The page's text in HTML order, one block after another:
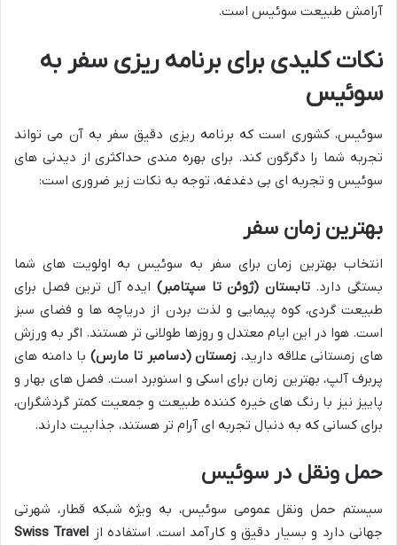
آرامش طبیعت سوئیس است.
نکات کلیدی برای برنامه ریزی سفر به
سوئیس
سوئیس، کشوری است که برنامه ریزی دقیق سفر به آن می تواند
تجربه شما را دگرگون کند. برای بهره مندی حداکثری از دیدنی های
سوئیس و تجربه ای بی دغدغه، توجه به نکات زیر ضروری است:
بهترین زمان سفر
انتخاب بهترین زمان برای سفر به سوئیس به اولویت های شما
بستگی دارد.تابستان (ژوئن تا سپتامبر) ایده آل ترین فصل برای
طبیعت گردی، کوه پیمایی و لذت بردن از دریاچه ها و فضای سبز
است. هوا در این ایام معتدل و روزها طولانی تر هستند. اگر به ورزش
های زمستانی علاقه دارید، زمستان (دسامبر تا مارس)با دامنه های
پربرف آلپ، بهترین زمان برای اسکی و اسنوبرد است. فصل های بهار و
پاییز نیز با رنگ های خیره کننده طبیعت و جمعیت کمتر گردشگران،
برای کسانی که به دنبال تجربه ای آرام تر هستند، جذابیت دارند.
حمل ونقل در سوئیس
سیستم حمل ونقل عمومی سوئیس، به ویژه شبکه قطار، شهرتی
جهانی دارد و بسیار دقیق و کارآمد است. استفاده از Swiss Travel